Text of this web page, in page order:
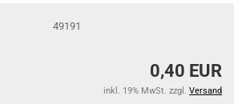
49191
0,40 EUR
inkl. 19% MwSt. zzgl. Versand